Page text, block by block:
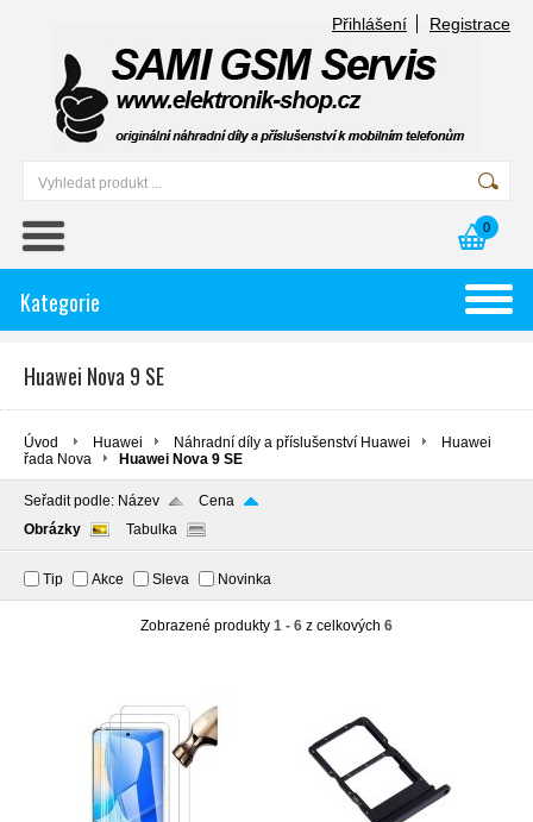
Přihlášení Registrace
0
Kategorie
Huawei Nova 9 SE
Úvod Huawei Náhradní díly a příslušenství Huawei
Huawei
řada Nova
Huawei Nova 9 SE
Seřadit podle: Název
Cena
Obrázky
Tabulka
Tip Akce Sleva Novinka
Zobrazené produkty 1 - 6 z celkových 6